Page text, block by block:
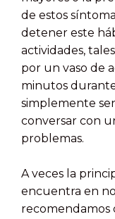
de estos
detener este
actividades,
por un vaso de
minutos
simplemente
conversar con
problemas.
A veces la
encuentra en
recomendamos